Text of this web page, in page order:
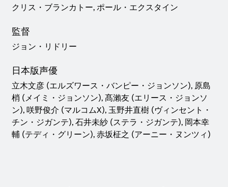
クリス・ブランカトー, ポール・エクスタイン
監督
ジョン・リドリー
日本版声優
立木文彦 (エルズワース・バンピー・ジョンソン), 原島
梢 (メイミ・ジョンソン), 髙瀨友 (エリース・ジョンソ
ン), 咲野俊介 (マルコムX), 玉野井直樹 (ヴィンセント・
チン・ジガンテ), 石井未紗 (ステラ・ジガンテ), 岡本幸
輔 (テディ・グリーン), 赤坂柾之 (アーニー・ヌンツィ)